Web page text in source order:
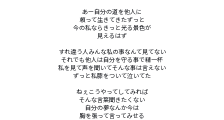
あー自分の道を他人に
頼って生きてきたずっと
今の私ならきっと光る景色が
見えるはず
すれ違う人みんな私の事なんて見てない
それでも他人は自分を守る事で精一杯
私を見て声を聞いてそんな事は言えない
ずっと私膝をついて泣いてた
ねぇこうやってしてみれば
そんな言葉聞きたくない
自分の夢なんか今は
胸を張って言ってみせる